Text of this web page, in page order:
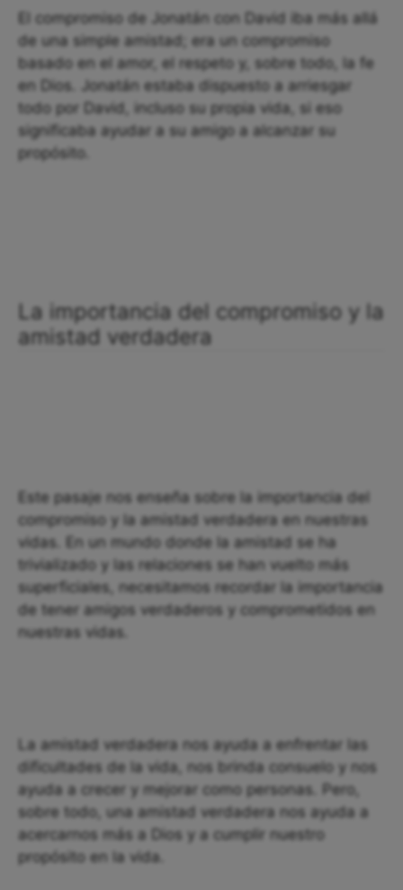
El compromiso de Jonatán con David iba más allá
de una simple amistad; era un compromiso
basado en el amor, el respeto y, sobre todo, la fe
en Dios. Jonatán estaba dispuesto a arriesgar
todo por David, incluso su propia vida, si eso
significaba ayudar a su amigo a alcanzar su
propósito.
La importancia del compromiso y la
amistad verdadera
Este pasaje nos enseña sobre la importancia del
compromiso y la amistad verdadera en nuestras
vidas. En un mundo donde la amistad se ha
trivializado y las relaciones se han vuelto más
superficiales, necesitamos recordar la importancia
de tener amigos verdaderos y comprometidos en
nuestras vidas.
La amistad verdadera nos ayuda a enfrentar las
dificultades de la vida, nos brinda consuelo y nos
ayuda a crecer y mejorar como personas. Pero,
sobre todo, una amistad verdadera nos ayuda a
acercarnos más a Dios y a cumplir nuestro
propósito en la vida.